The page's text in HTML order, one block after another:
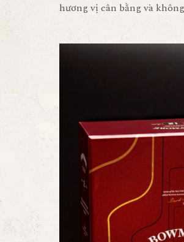
hương vị cân bằng và